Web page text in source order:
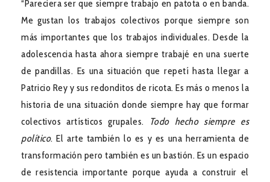
“Pareciera ser que siempre trabajo en patota o en banda.
Me gustan los trabajos colectivos porque siempre son
más importantes que los trabajos individuales. Desde la
adolescencia hasta ahora siempre trabajé en una suerte
de pandillas. Es una situación que repetí hasta llegar a
Patricio Rey y sus redonditos de ricota. Es más o menos la
historia de una situación donde siempre hay que formar
colectivos artísticos grupales.
Todo hecho siempre es
político. El arte también lo es y es una herramienta de
transformación pero también es un bastión. Es un espacio
de resistencia importante porque ayuda a construir el